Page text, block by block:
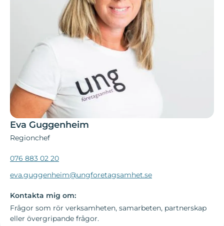
Eva Guggenheim
Regionchef
076 883 02 20
eva.guggenheim@ungforetagsamhet.se
Kontakta mig om:
Frågor som rör verksamheten, samarbeten, partnerskap
eller övergripande frågor.